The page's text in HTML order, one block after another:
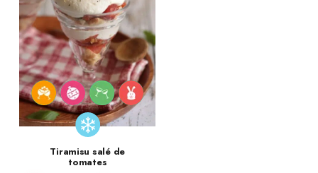
Tiramisu salé de
tomates